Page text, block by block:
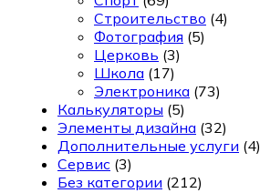
Строительство (4)
Фотография (5)
Церковь (3)
Школа (17)
Электроника (73)
Калькуляторы (5)
Элементы дизайна (32)
Дополнительные услуги (4)
Сервис (3)
Без категории (212)